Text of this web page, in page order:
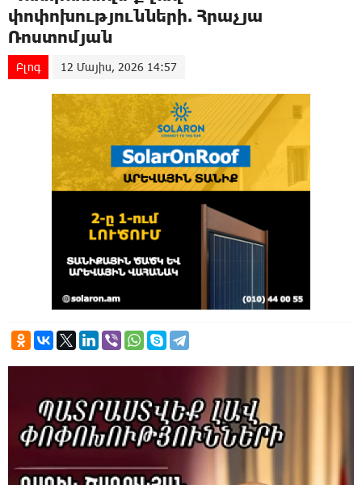
փոփոխությունների. Հրաչյա
Ռոստոմյան
Բլոգ 12 Մայիս, 2026 14:57